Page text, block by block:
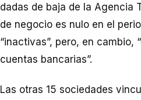
dadas de baja de la Agencia
de negocio es nulo en el
“inactivas”, pero, en
cuentas bancarias”.
Las otras 15 sociedades